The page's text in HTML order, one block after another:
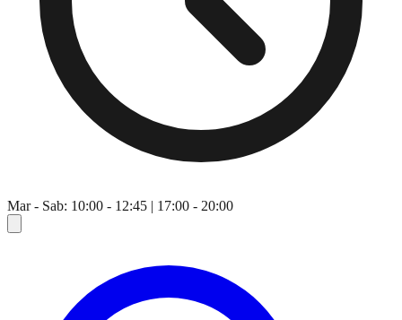
Mar - Sab: 10:00 - 12:45 | 17:00 - 20:00